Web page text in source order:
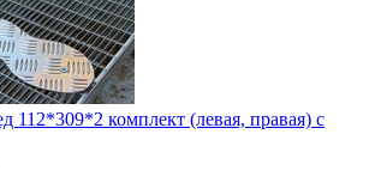
112*309*2 комплект (левая, правая) с